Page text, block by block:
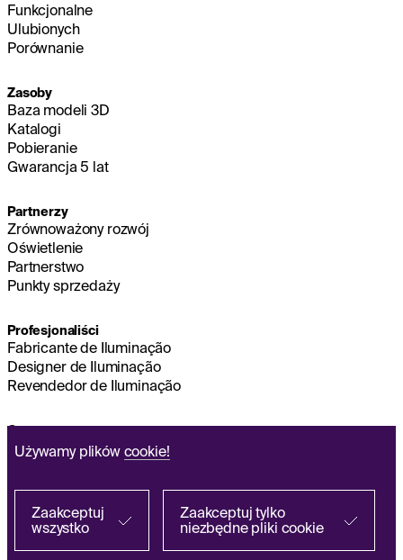
Znajdź u partnera
Używamy plików cookie!
Zaakceptuj
wszystko
Zaakceptuj tylko
niezbędne pliki cookie
Funkcjonalne
Ulubionych
Porównanie
Zasoby
Baza modeli 3D
Katalogi
Pobieranie
Gwarancja 5 lat
Partnerzy
Zrównoważony rozwój
Oświetlenie
Partnerstwo
Punkty sprzedaży
Profesjonaliści
Fabricante de Iluminação
Designer de Iluminação
Revendedor de Iluminação
O nas
Zrównoważony rozwój
Q&A
Polityka Przetwarzania Danych Osobowych